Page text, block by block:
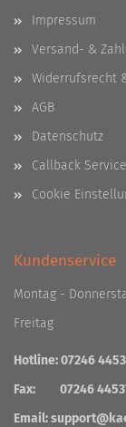
Impressum
Versand- &
Widerrufsrecht
AGB
Datenschutz
Callback Service
Cookie
Kundenservice
Montag -
Freitag
Hotline: 07246
Fax: 07246
Email: